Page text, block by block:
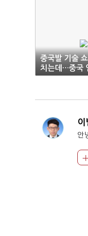
중국발 기술
치는데…중국
‘걸음마’
이
안